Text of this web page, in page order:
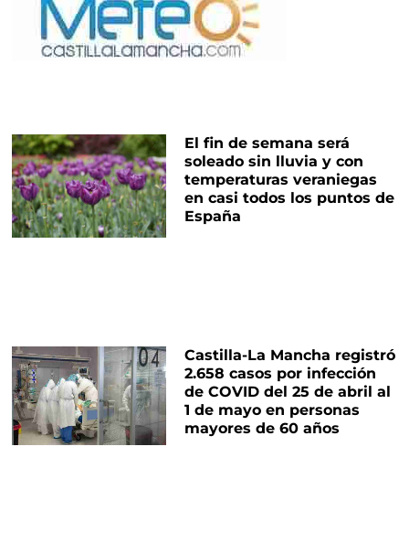
El fin de semana será
soleado sin lluvia y con
temperaturas veraniegas
en casi todos los puntos de
España
Castilla-La Mancha registró
2.658 casos por infección
de COVID del 25 de abril al
1 de mayo en personas
mayores de 60 años